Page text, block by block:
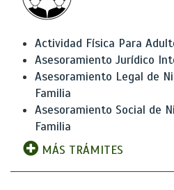
Actividad Física Para
Asesoramiento Jurídico
Asesoramiento Legal de
Familia
Asesoramiento Social de
Familia
MÁS TRÁMITES